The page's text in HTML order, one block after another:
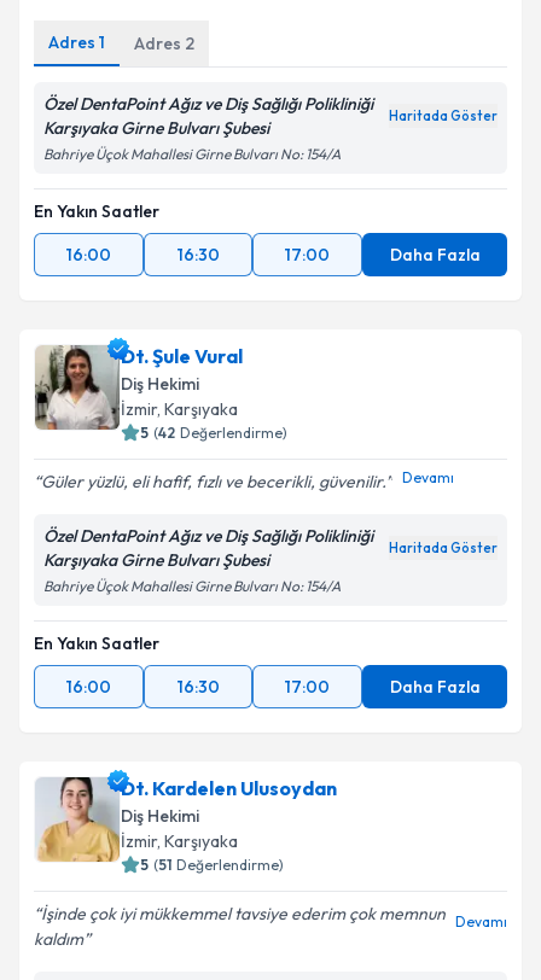
Adres 1 Adres 2
Özel DentaPoint Ağız ve Diş Sağlığı Polikliniği
Karşıyaka Girne Bulvarı Şubesi
Haritada Göster
Bahriye Üçok Mahallesi Girne Bulvarı No: 154/A
En Yakın Saatler
16:00
16:30 17:00 Daha Fazla
Dt. Şule Vural
Diş Hekimi
İzmir, Karşıyaka
5 (42 Değerlendirme)
Güler yüzlü, eli hafif, fızlı ve becerikli, güvenilir. Devamı
Özel DentaPoint Ağız ve Diş Sağlığı Polikliniği
Karşıyaka Girne Bulvarı Şubesi
Haritada Göster
Bahriye Üçok Mahallesi Girne Bulvarı No: 154/A
En Yakın Saatler
16:00
16:30 17:00 Daha Fazla
Dt. Kardelen Ulusoydan
Diş Hekimi
İzmir, Karşıyaka
5 (51 Değerlendirme)
İşinde çok iyi mükkemmel tavsiye ederim çok memnun
kaldım
Devamı